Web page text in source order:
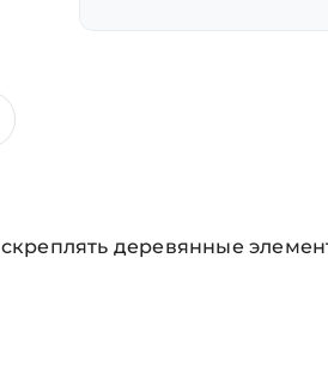
деревянные